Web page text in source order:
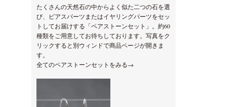
たくさんの天然石の中からよく似た二つの石を選
び、ピアスパーツまたはイヤリングパーツをセッ
トしてお届けする「ペアストーンセット」。約60
種類をご用意してお待ちしております。写真をク
リックすると別ウィンドで商品ページが開きま
す。
全てのペアストーンセットをみる→